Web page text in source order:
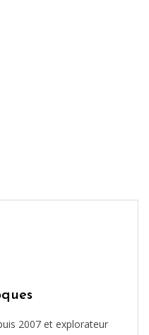
2007 et explorateur